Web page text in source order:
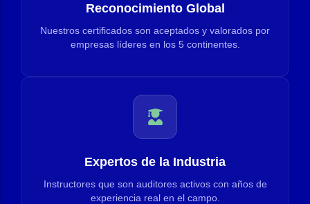
Reconocimiento Global
Nuestros certificados son aceptados y valorados por
empresas líderes en los 5 continentes.
Expertos de la Industria
Instructores que son auditores activos con años de
experiencia real en el campo.